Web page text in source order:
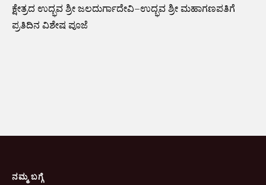
ಕ್ಷೇತ್ರದ ಉದ್ಭವ ಶ್ರೀ ಜಲದುರ್ಗಾದೇವಿ–ಉದ್ಭವ ಶ್ರೀ ಮಹಾಗಣಪತಿಗೆ
ಪ್ರತಿದಿನ ವಿಶೇಷ ಪೂಜೆ
ನಮ್ಮ ಬಗ್ಗೆ